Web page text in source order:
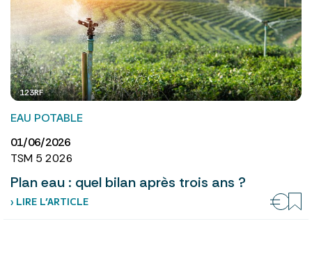
123RF
EAU POTABLE
01/06/2026
TSM 5 2026
Plan eau : quel bilan après trois ans ?
› LIRE L’ARTICLE